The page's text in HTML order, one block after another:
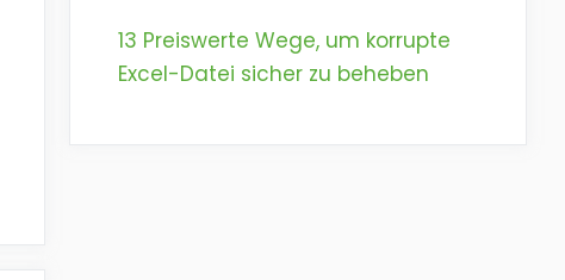
13 Preiswerte Wege, um korrupte
Excel-Datei sicher zu beheben